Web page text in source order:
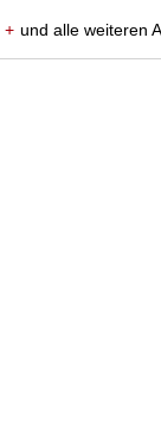
+ und alle weiteren